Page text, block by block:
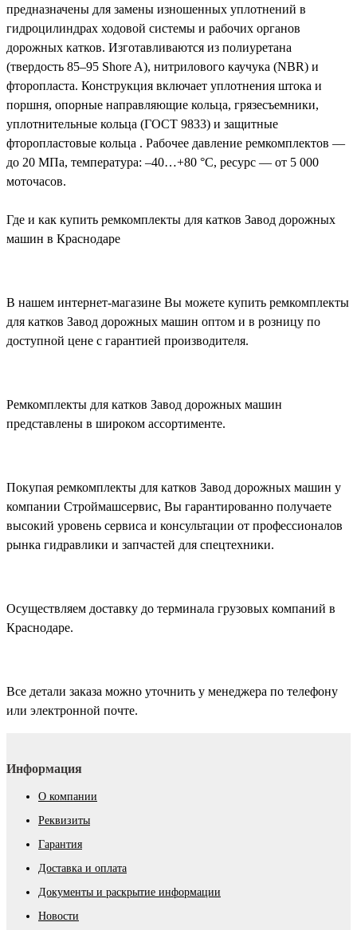
предназначены для замены изношенных уплотнений в
гидроцилиндрах ходовой системы и рабочих органов
дорожных катков. Изготавливаются из полиуретана
(твердость 85–95 Shore A), нитрилового каучука (NBR) и
фторопласта. Конструкция включает уплотнения штока и
поршня, опорные направляющие кольца, грязесъемники,
уплотнительные кольца (ГОСТ 9833) и защитные
фторопластовые кольца . Рабочее давление ремкомплектов —
до 20 МПа, температура: –40…+80 °C, ресурс — от 5 000
моточасов.
Где и как купить ремкомплекты для катков Завод дорожных
машин в Краснодаре
В нашем интернет-магазине Вы можете купить ремкомплекты
для катков Завод дорожных машин оптом и в розницу по
доступной цене с гарантией производителя.
Ремкомплекты для катков Завод дорожных машин
представлены в широком ассортименте.
Покупая ремкомплекты для катков Завод дорожных машин у
компании Строймашсервис, Вы гарантированно получаете
высокий уровень сервиса и консультации от профессионалов
рынка гидравлики и запчастей для спецтехники.
Осуществляем доставку до терминала грузовых компаний в
Краснодаре.
Все детали заказа можно уточнить у менеджера по телефону
или электронной почте.
Информация
О компании
Реквизиты
Гарантия
Доставка и оплата
Документы и раскрытие информации
Новости